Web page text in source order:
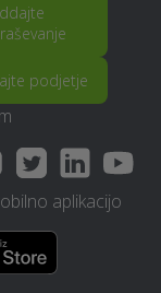
Odvoz
Vrtnarske
Gradnja hiše na
podjetje
aplikacijo